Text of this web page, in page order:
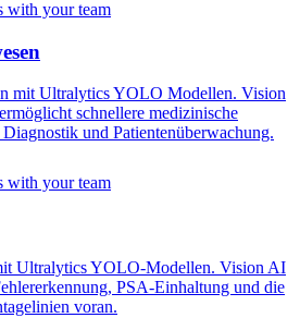
mit Ultralytics YOLO Modellen. Vision
schnellere medizinische
und Patientenüberwachung.
Ultralytics YOLO-Modellen. Vision AI
PSA-Einhaltung und die
voran.